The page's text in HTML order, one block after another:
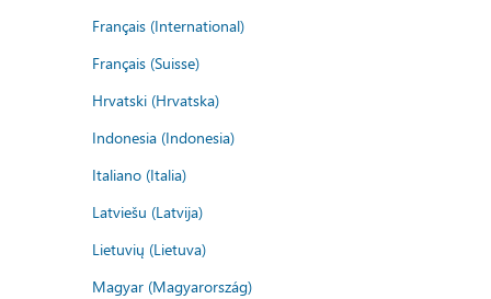
Français (International)
Français (Suisse)
Hrvatski (Hrvatska)
Indonesia (Indonesia)
Italiano (Italia)
Latviešu (Latvija)
Lietuvių (Lietuva)
Magyar (Magyarország)